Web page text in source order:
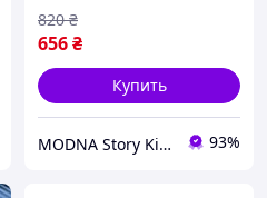
656₴
820 ₴
Купить
MODNA Story Kids. Интернет-магазин модной детской и подростковой одежды и обуви 93%